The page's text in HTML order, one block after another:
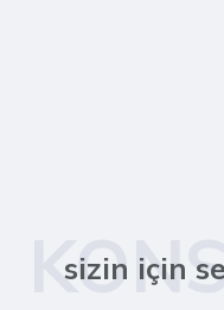
sizin için